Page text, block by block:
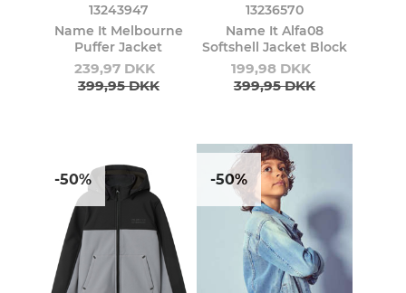
13243947
Name It Melbourne
Puffer Jacket
239,97 DKK
399,95 DKK
13236570
Name It Alfa08
Softshell Jacket Block
199,98 DKK
399,95 DKK
-50% -50%